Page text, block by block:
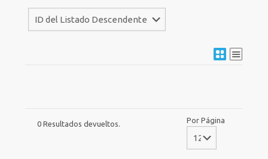
0 Resultados devueltos. Por Página